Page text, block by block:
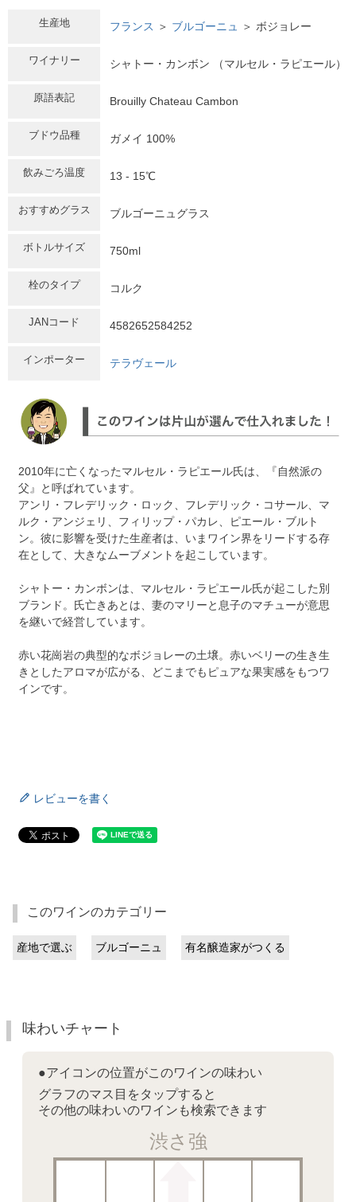
生産地 フランス ＞ ブルゴーニュ ＞ ボジョレー
ワイナリー シャトー・カンボン （マルセル・ラピエール）
原語表記 Brouilly Chateau Cambon
ブドウ品種 ガメイ 100%
飲みごろ温度 13 - 15℃
おすすめグラス ブルゴーニュグラス
ボトルサイズ 750ml
栓のタイプ コルク
JANコード 4582652584252
インポーター テラヴェール
2010年に亡くなったマルセル・ラピエール氏は、『自然派の
父』と呼ばれています。
アンリ・フレデリック・ロック、フレデリック・コサール、マ
ルク・アンジェリ、フィリップ・パカレ、ピエール・ブルト
ン。彼に影響を受けた生産者は、いまワイン界をリードする存
在として、大きなムーブメントを起こしています。
シャトー・カンボンは、マルセル・ラピエール氏が起こした別
ブランド。氏亡きあとは、妻のマリーと息子のマチューが意思
を継いで経営しています。
赤い花崗岩の典型的なボジョレーの土壌。赤いベリーの生き生
きとしたアロマが広がる、どこまでもピュアな果実感をもつワ
インです。
レビューを書く
このワインのカテゴリー
産地で選ぶ ブルゴーニュ 有名醸造家がつくる
味わいチャート
●アイコンの位置がこのワインの味わい
グラフのマス目をタップすると
その他の味わいのワインも検索できます
渋さ強